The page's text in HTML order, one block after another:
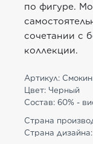
по фигуре.
сочетании с
коллекции.
Артикул:
Цвет: Черный
Состав: 60% -
Страна
Страна